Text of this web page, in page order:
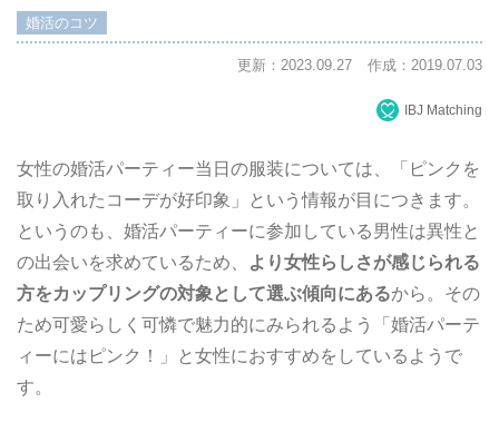
婚活のコツ
更新：2023.09.27 作成：2019.07.03
IBJ Matching
女性の婚活パーティー当日の服装については、「ピンクを
取り入れたコーデが好印象」という情報が目につきます。
というのも、婚活パーティーに参加している男性は異性と
の出会いを求めているため、
より女性らしさが感じられる
方をカップリングの対象として選ぶ傾向にあるから。その
ため可愛らしく可憐で魅力的にみられるよう「婚活パーテ
ィーにはピンク！」と女性におすすめをしているようで
す。